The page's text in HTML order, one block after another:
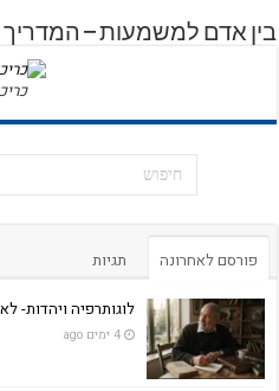
בין אדם למשמעות – המדריך
פורסם לאחרונה תגיות
לוגותרפיה ויהדות-
4 ימים ago